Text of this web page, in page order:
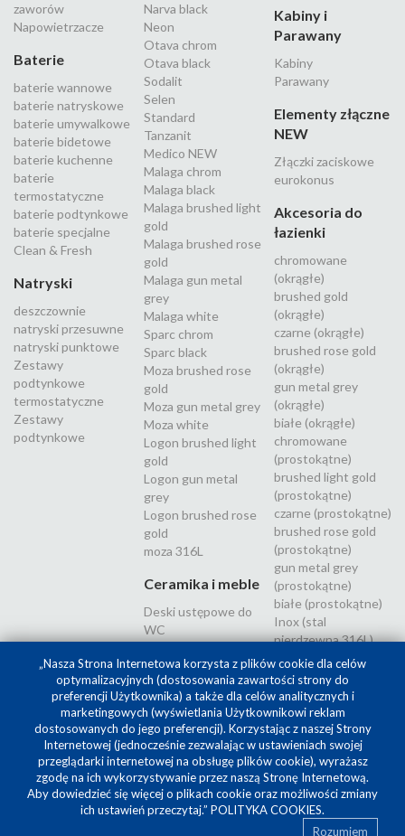
zaworów
Napowietrzacze
Baterie
baterie wannowe
baterie natryskowe
baterie umywalkowe
baterie bidetowe
baterie kuchenne
baterie
termostatyczne
baterie podtynkowe
baterie specjalne
Clean & Fresh
Natryski
deszczownie
natryski przesuwne
natryski punktowe
Zestawy
podtynkowe
termostatyczne
Zestawy
podtynkowe
Narva black
Neon
Otava chrom
Otava black
Sodalit
Selen
Standard
Tanzanit
Medico NEW
Malaga chrom
Malaga black
Malaga brushed light
gold
Malaga brushed rose
gold
Malaga gun metal
grey
Malaga white
Sparc chrom
Sparc black
Moza brushed rose
gold
Moza gun metal grey
Moza white
Logon brushed light
gold
Logon gun metal
grey
Logon brushed rose
gold
moza 316L
Ceramika i meble
Deski ustępowe do
WC
Kabiny i
Parawany
Kabiny
Parawany
Elementy złączne
NEW
Złączki zaciskowe
eurokonus
Akcesoria do
łazienki
chromowane
(okrągłe)
brushed gold
(okrągłe)
czarne (okrągłe)
brushed rose gold
(okrągłe)
gun metal grey
(okrągłe)
białe (okrągłe)
chromowane
(prostokątne)
brushed light gold
(prostokątne)
czarne (prostokątne)
brushed rose gold
(prostokątne)
gun metal grey
(prostokątne)
białe (prostokątne)
Inox (stal
nierdzewna 316L)
Projekt i realizacja SilverCube
„Nasza Strona Internetowa korzysta z plików cookie dla celów
optymalizacyjnych (dostosowania zawartości strony do
preferencji Użytkownika) a także dla celów analitycznych i
marketingowych (wyświetlania Użytkownikowi reklam
dostosowanych do jego preferencji). Korzystając z naszej Strony
Internetowej (jednocześnie zezwalając w ustawieniach swojej
przeglądarki internetowej na obsługę plików cookie), wyrażasz
zgodę na ich wykorzystywanie przez naszą Stronę Internetową.
Aby dowiedzieć się więcej o plikach cookie oraz możliwości zmiany
ich ustawień przeczytaj.” POLITYKA COOKIES.
Rozumiem